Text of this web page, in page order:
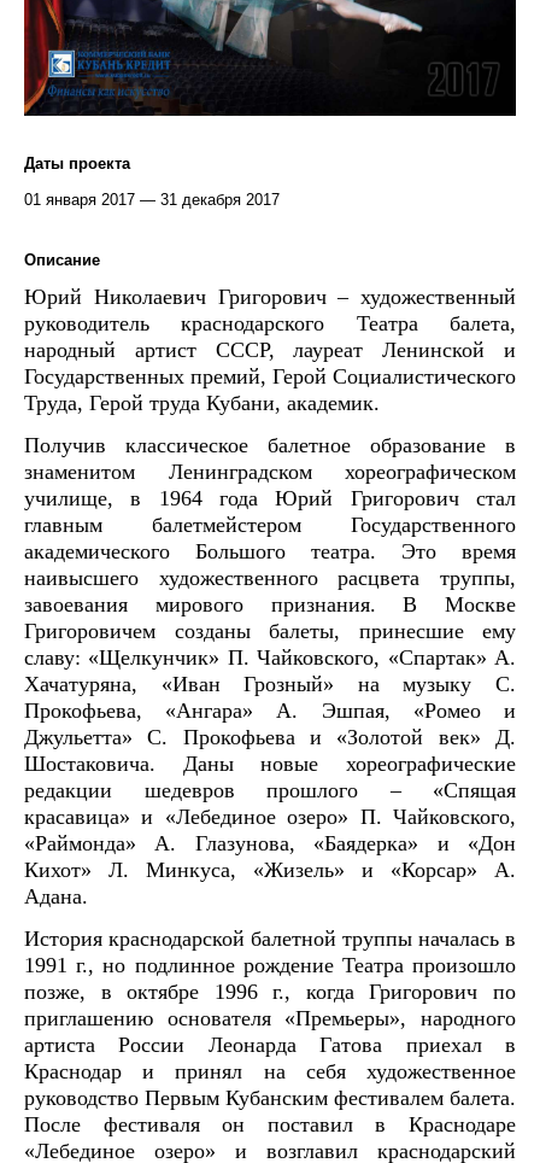
Даты проекта
01 января 2017 — 31 декабря 2017
Описание
Юрий Николаевич Григорович ‒ художественный
руководитель краснодарского Театра балета,
народный артист СССР, лауреат Ленинской и
Государственных премий, Герой Социалистического
Труда, Герой труда Кубани, академик.
Получив классическое балетное образование в
знаменитом Ленинградском хореографическом
училище, в 1964 года Юрий Григорович стал
главным балетмейстером Государственного
академического Большого театра. Это время
наивысшего художественного расцвета труппы,
завоевания мирового признания. В Москве
Григоровичем созданы балеты, принесшие ему
славу: «Щелкунчик» П. Чайковского, «Спартак» А.
Хачатуряна, «Иван Грозный» на музыку С.
Прокофьева, «Ангара» А. Эшпая, «Ромео и
Джульетта» С. Прокофьева и «Золотой век» Д.
Шостаковича. Даны новые хореографические
редакции шедевров прошлого – «Спящая
красавица» и «Лебединое озеро» П. Чайковского,
«Раймонда» А. Глазунова, «Баядерка» и «Дон
Кихот» Л. Минкуса, «Жизель» и «Корсар» А.
Адана.
История краснодарской балетной труппы началась в
1991 г., но подлинное рождение Театра произошло
позже, в октябре 1996 г., когда Григорович по
приглашению основателя «Премьеры», народного
артиста России Леонарда Гатова приехал в
Краснодар и принял на себя художественное
руководство Первым Кубанским фестивалем балета.
После фестиваля он поставил в Краснодаре
«Лебединое озеро» и возглавил краснодарский